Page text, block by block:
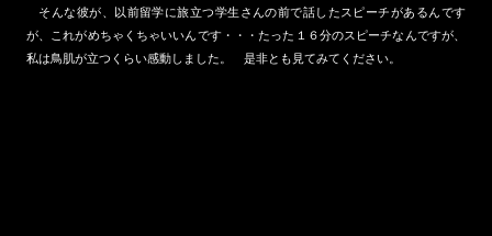
そんな彼が、以前留学に旅立つ学生さんの前で話したスピーチがあるんです
が、これがめちゃくちゃいいんです・・・たった１６分のスピーチなんですが、
私は鳥肌が立つくらい感動しました。 是非とも見てみてください。